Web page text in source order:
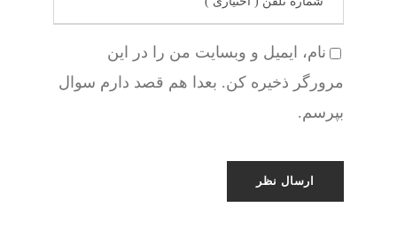
نام، ایمیل و وبسایت من را در این
مرورگر ذخیره کن. بعدا هم قصد دارم سوال
بپرسم.